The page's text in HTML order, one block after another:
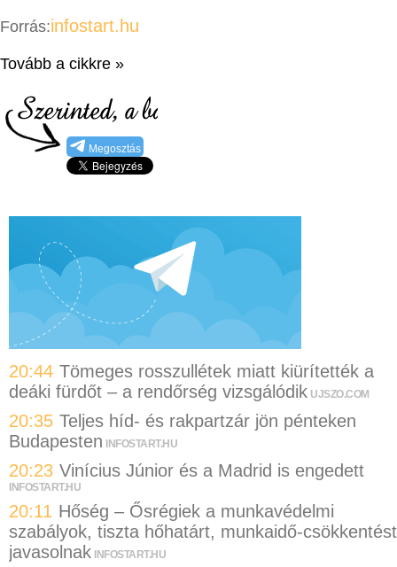
Forrás:infostart.hu
Tovább a cikkre »
Megosztás
20:44 Tömeges rosszullétek miatt kiürítették a
deáki fürdőt – a rendőrség vizsgálódik UJSZO.COM
20:35 Teljes híd- és rakpartzár jön pénteken
Budapesten
INFOSTART.HU
20:23 Vinícius Júnior és a Madrid is engedett
INFOSTART.HU
20:11 Hőség – Ősrégiek a munkavédelmi
szabályok, tiszta hőhatárt, munkaidő-csökkentést
javasolnak INFOSTART.HU